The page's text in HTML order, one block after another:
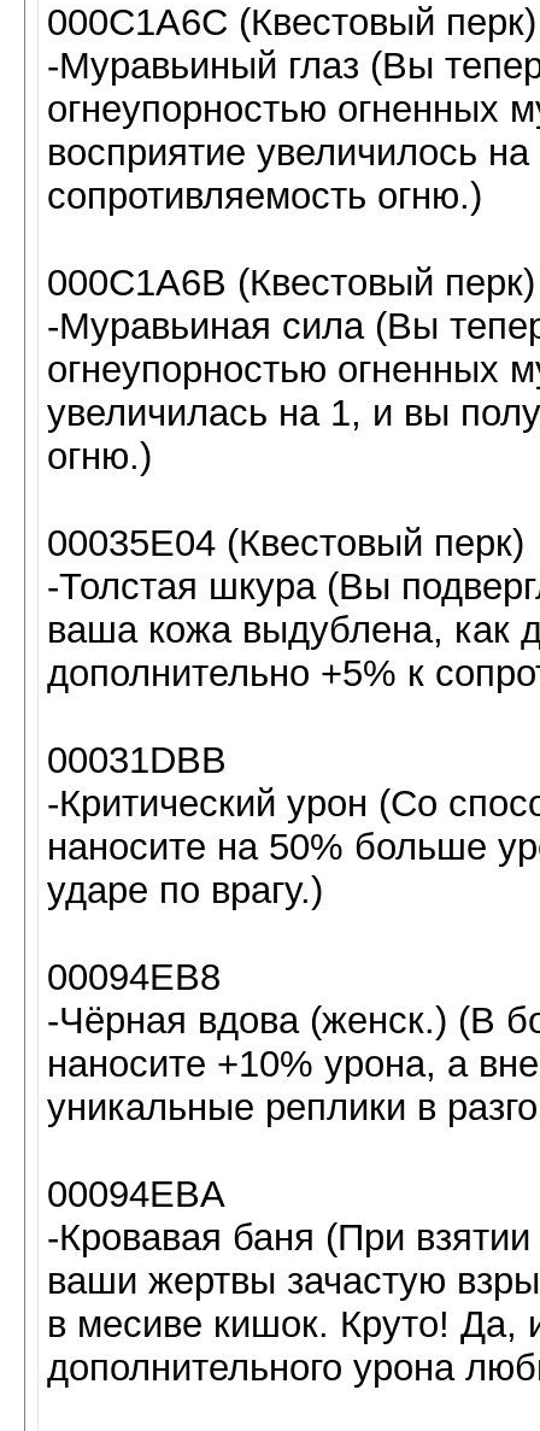
000C1A6C (Квестовый перк)
-Муравьиный глаз (Вы
огнеупорностью огненных
восприятие увеличилось
сопротивляемость огню.)
000C1A6B (Квестовый перк)
-Муравьиная сила (Вы
огнеупорностью огненных
увеличилась на 1, и вы
огню.)
00035E04 (Квестовый перк)
-Толстая шкура (Вы
ваша кожа выдублена, как
дополнительно +5% к
00031DBB
-Критический урон (Со
наносите на 50% больше
ударе по врагу.)
00094EB8
-Чёрная вдова (женск.) (В
наносите +10% урона, а
уникальные реплики в
00094EBA
-Кровавая баня (При
ваши жертвы зачастую
в месиве кишок. Круто! Да,
дополнительного урона